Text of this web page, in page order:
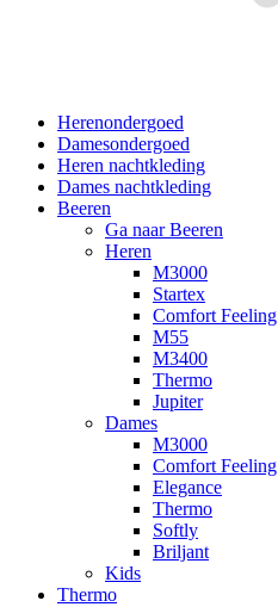
Herenondergoed
Damesondergoed
Heren nachtkleding
Dames nachtkleding
Beeren
Ga naar Beeren
Heren
M3000
Startex
Comfort Feeling
M55
M3400
Thermo
Jupiter
Dames
M3000
Comfort Feeling
Elegance
Thermo
Softly
Briljant
Kids
Thermo